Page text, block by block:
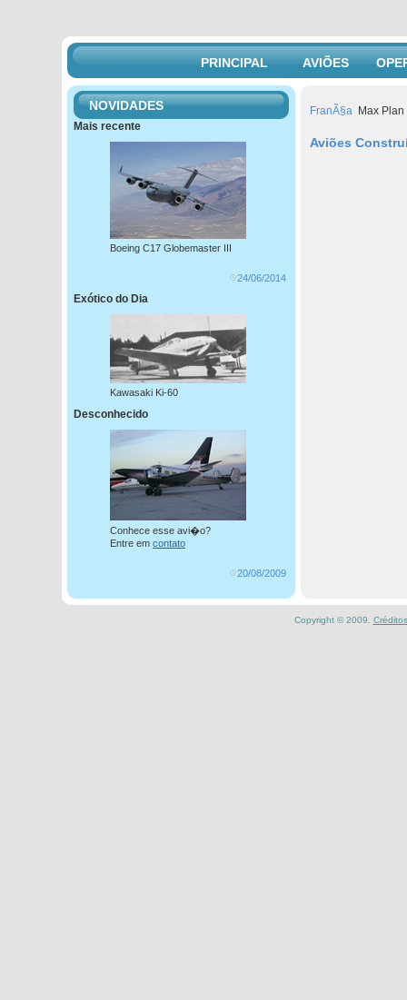
PRINCIPAL AVIÕES
FranÃ§a Max Plan
Aviões
NOVIDADES
Mais recente
Boeing C17 Globemaster III
24/06/2014
Exótico do Dia
Kawasaki Ki-60
Desconhecido
Conhece esse avi�o?
Entre em contato
20/08/2009
Copyright © 2009. Créditos